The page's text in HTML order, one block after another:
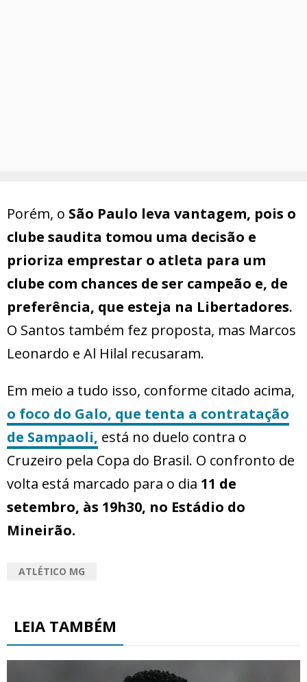
Porém, o São Paulo leva vantagem, pois o
clube saudita tomou uma decisão e
prioriza emprestar o atleta para um
clube com chances de ser campeão e, de
preferência, que esteja na Libertadores.
O Santos também fez proposta, mas Marcos
Leonardo e Al Hilal recusaram.
Em meio a tudo isso, conforme citado acima,
o foco do Galo, que tenta a contratação
de Sampaoli, está no duelo contra o
Cruzeiro pela Copa do Brasil. O confronto de
volta está marcado para o dia 11 de
setembro, às 19h30, no Estádio do
Mineirão.
ATLÉTICO MG
LEIA TAMBÉM